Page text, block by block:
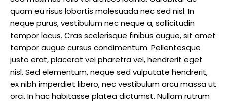
quam eu risus lobortis malesuada nec sed nisl. In
neque purus, vestibulum nec neque a, sollicitudin
tempor lacus. Cras scelerisque finibus augue, sit amet
tempor augue cursus condimentum. Pellentesque
justo erat, placerat vel pharetra vel, hendrerit eget
nisl. Sed elementum, neque sed vulputate hendrerit,
ex nibh imperdiet libero, nec vestibulum arcu massa ut
orci. In hac habitasse platea dictumst. Nullam rutrum